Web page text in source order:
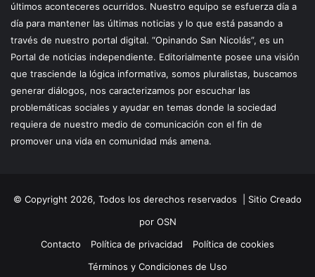
últimos aconteceres ocurridos. Nuestro equipo se esfuerza día a
día para mantener las últimas noticias y lo que está pasando a
través de nuestro portal digital. “Opinando San Nicolás”, es un
Portal de noticias independiente. Editorialmente posee una visión
que trasciende la lógica informativa, somos pluralistas, buscamos
generar diálogos, nos caracterizamos por escuchar las
problemáticas sociales y ayudar en temas donde la sociedad
requiera de nuestro medio de comunicación con el fin de
promover una vida en comunidad más amena.
© Copyright 2026, Todos los derechos reservados | Sitio Creado
por OSN
Contacto
Política de privacidad
Política de cookies
Términos y Condiciones de Uso